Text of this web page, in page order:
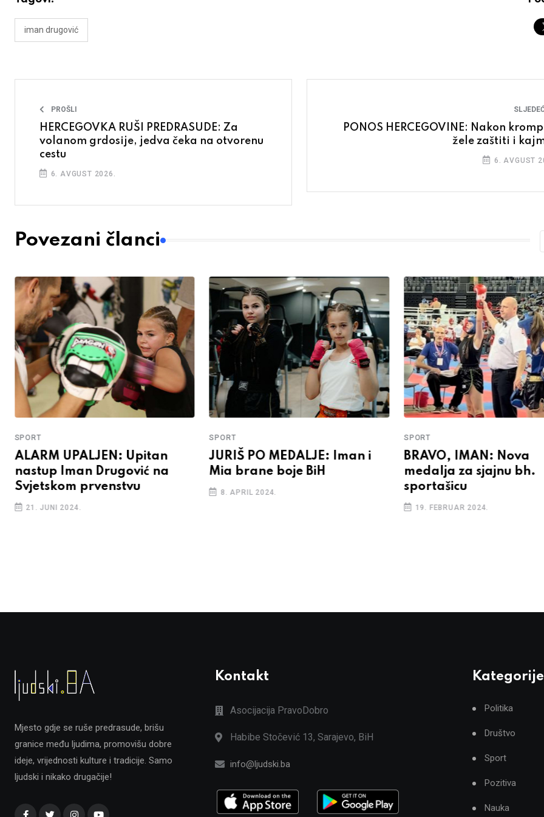
iman drugović
PROŠLI
HERCEGOVKA RUŠI PREDRASUDE: Za
volanom grdosije, jedva čeka na otvorenu
cestu
6. AVGUST 2026.
PONOS HERCEGOVINE: Nakon
žele zaštiti i
6. AVGUST
Povezani članci
SPORT
ALARM UPALJEN: Upitan
nastup Iman Drugović na
Svjetskom prvenstvu
21. JUNI 2024.
SPORT
JURIŠ PO MEDALJE: Iman i
Mia brane boje BiH
8. APRIL 2024.
SPORT
BRAVO, IMAN: Nova
medalja za sjajnu bh.
sportašicu
19. FEBRUAR 2024.
Mjesto gdje se ruše predrasude, brišu
granice među ljudima, promovišu dobre
ideje, vrijednosti kulture i tradicije. Samo
ljudski i nikako drugačije!
Kontakt
Asocijacija PravoDobro
Habibe Stočević 13, Sarajevo, BiH
info@ljudski.ba
Kategorije
Politika
Društvo
Sport
Pozitiva
Nauka